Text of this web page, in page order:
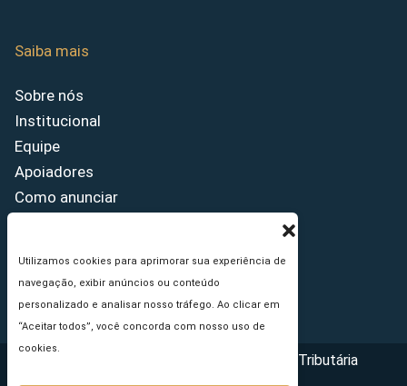
Utilizamos cookies para aprimorar sua experiência de
navegação, exibir anúncios ou conteúdo
personalizado e analisar nosso tráfego. Ao clicar em
“Aceitar todos”, você concorda com nosso uso de
cookies.
Saiba mais
Sobre nós
Institucional
Equipe
Apoiadores
Como anunciar
Princípios Editoriais
Copyright © 2026 - Portal da Reforma Tributária